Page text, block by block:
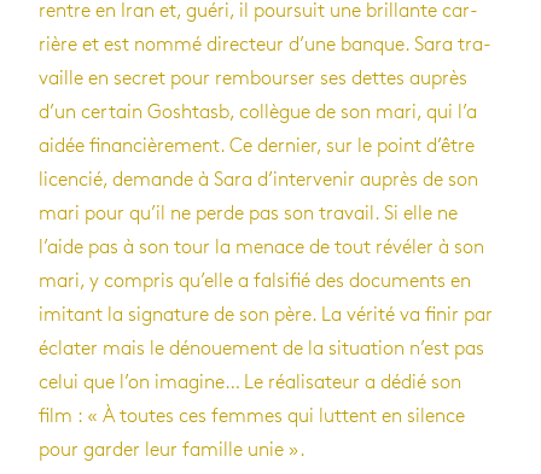
rentre en Iran et, guéri, il pour­suit une brillante car­
rière et est nommé direc­teur d’une banque. Sara tra­
vaille en secret pour rem­bour­ser ses dettes auprès
d’un cer­tain Gosh­tasb, col­lègue de son mari, qui l’a
aidée finan­ciè­re­ment. Ce der­nier, sur le point d’être
licen­cié, demande à Sara d’in­ter­ve­nir auprès de son
mari pour qu’il ne perde pas son tra­vail. Si elle ne
l’aide pas à son tour la menace de tout révé­ler à son
mari, y com­pris qu’elle a fal­si­fié des docu­ments en
imi­tant la signa­ture de son père. La vérité va finir par
écla­ter mais le dénoue­ment de la situa­tion n’est pas
celui que l’on ima­gine… Le réa­li­sa­teur a dédié son
film : « À toutes ces femmes qui luttent en silence
pour gar­der leur famille unie ».